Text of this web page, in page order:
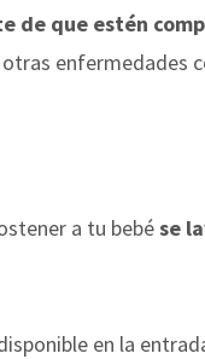
de que estén
enfermedades
a tu bebése
en la